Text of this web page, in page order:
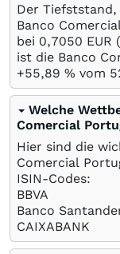
Der
Banco
bei 0,7050 EUR
ist die Banco
+55,89 % vom
Welche
Comercial
Hier sind die
Comercial
ISIN-Codes:
BBVA
Banco
CAIXABANK